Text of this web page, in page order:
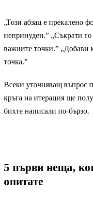
„Този абзац е прекалено
непринуден.” „Съкрати
важните точки.” „Добави
точка.”
Всеки уточняващ въпрос
кръга на итерация ще
бихте написали по-бързо.
5 първи неща,
опитате